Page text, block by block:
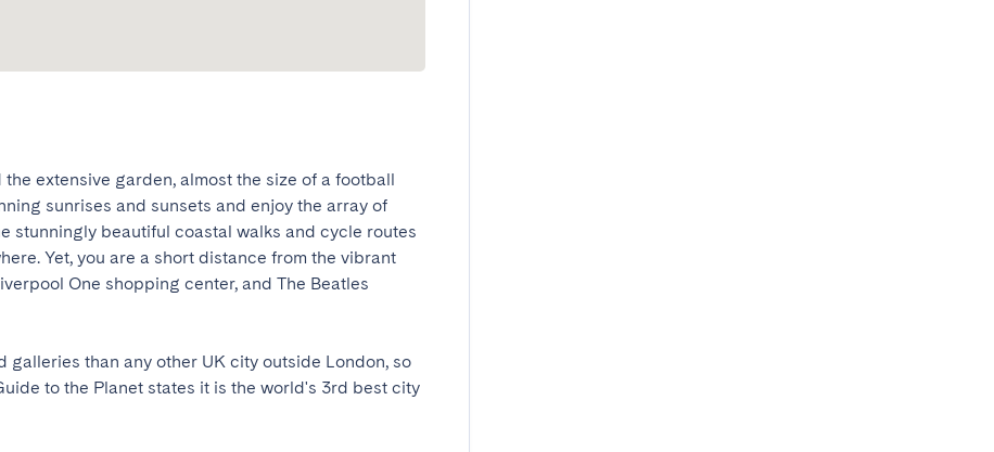
extensive garden, almost the size of a football
sunrises and sunsets and enjoy the array of
stunningly beautiful coastal walks and cycle routes
Yet, you are a short distance from the vibrant
One shopping center, and The Beatles
galleries than any other UK city outside London, so
to the Planet states it is the world's 3rd best city